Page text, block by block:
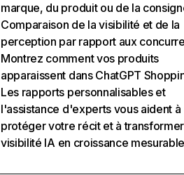
marque, du produit ou de la
Comparaison de la visibilité et de la
perception par rapport aux
Montrez comment vos produits
apparaissent dans ChatGPT
Les rapports personnalisables et
l'assistance d'experts vous aident à
protéger votre récit et à
visibilité IA en croissance